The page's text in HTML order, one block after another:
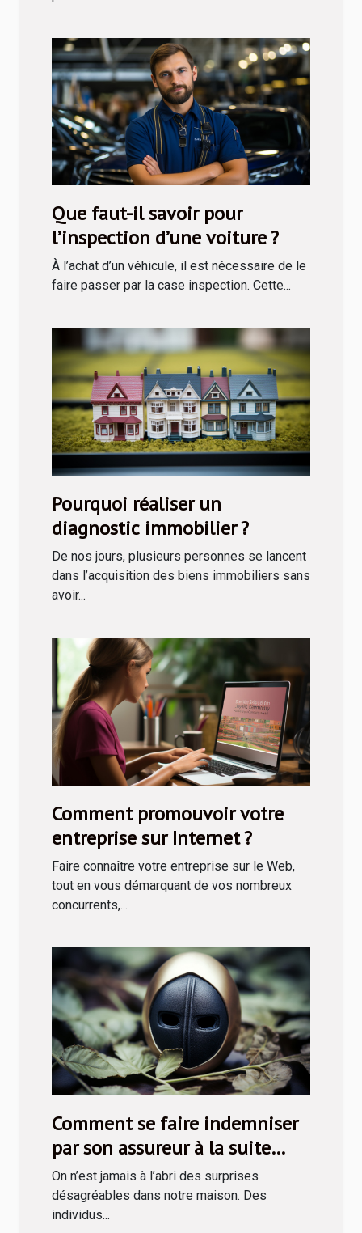
Que faut-il savoir pour
l’inspection d’une voiture ?
À l’achat d’un véhicule, il est nécessaire de le
faire passer par la case inspection. Cette...
Pourquoi réaliser un
diagnostic immobilier ?
De nos jours, plusieurs personnes se lancent
dans l’acquisition des biens immobiliers sans
avoir...
Comment promouvoir votre
entreprise sur Internet ?
Faire connaître votre entreprise sur le Web,
tout en vous démarquant de vos nombreux
concurrents,...
Comment se faire indemniser
par son assureur à la suite
d’une rapine ?
On n’est jamais à l’abri des surprises
désagréables dans notre maison. Des
individus...